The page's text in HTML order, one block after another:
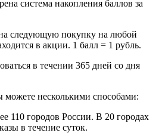
система накопления баллов за
следующую покупку на любой
в акции. 1 балл = 1 рубль.
в течении 365 дней со дня
можете несколькими способами:
110 городов России. В 20 городах
в течение суток.